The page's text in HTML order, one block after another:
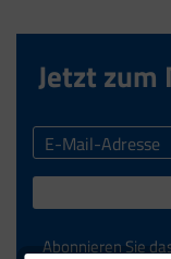
Jetzt
Abonnieren Sie